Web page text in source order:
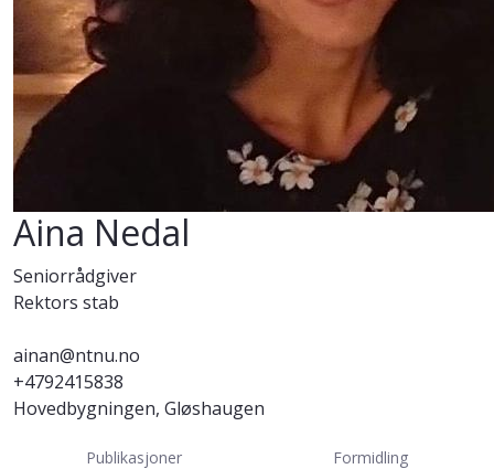
Aina Nedal
Seniorrådgiver
Rektors stab
ainan@ntnu.no
+4792415838
Hovedbygningen, Gløshaugen
Publikasjoner Formidling